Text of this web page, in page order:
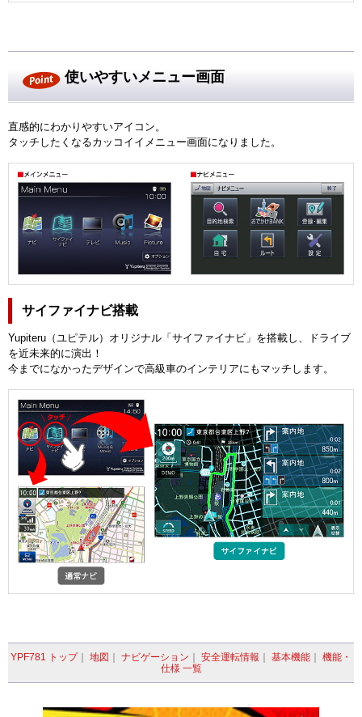
使いやすいメニュー画面
直感的にわかりやすいアイコン。
タッチしたくなるカッコイイメニュー画面になりました。
サイファイナビ搭載
Yupiteru（ユピテル）オリジナル「サイファイナビ」を搭載し、ドライブ
を近未来的に演出！
今までになかったデザインで⾼級⾞のインテリアにもマッチします。
YPF781 トップ｜ 地図 ナビゲーション 安全運転情報 基本機能
機能・
仕様 一覧